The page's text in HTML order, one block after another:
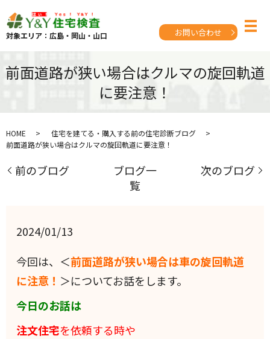
対象エリア：広島・岡山・山口 お問い合わせ
前面道路が狭い場合はクルマの旋回軌道
に要注意！
HOME
住宅を建てる・購入する前の住宅診断ブログ
前面道路が狭い場合はクルマの旋回軌道に要注意！
前のブログ
ブログ一
覧
次のブログ
2024/01/13
今回は、＜前面道路が狭い場合は車の旋回軌道
に注意！ ＞についてお話をします。
今日のお話は
注文住宅を依頼する時や